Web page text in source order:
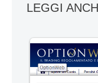
LEGGI